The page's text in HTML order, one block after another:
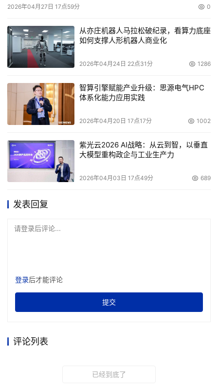
2026年04月27日 17点59分 0
从亦庄机器人马拉松破纪录，看算力底座
如何支撑人形机器人商业化
2026年04月24日 22点31分 1286
智算引擎赋能产业升级：思源电气HPC
体系化能力应用实践
2026年04月20日 17点17分 1002
紫光云2026 AI战略：从云到智，以垂直
大模型重构政企与工业生产力
2026年04月03日 17点49分 689
发表回复
请登录后评论...
登录后才能评论
提交
评论列表
已经到底了